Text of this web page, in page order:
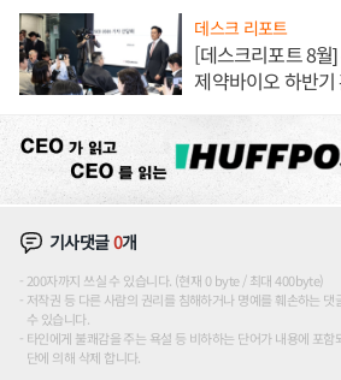
데스크 리포트
[데스크리포트 8월
제약바이오 하반
기사댓글0개
200자까지 쓰실 수 있습니다. (현재 0 byte / 최대 400byte)
저작권 등 다른 사람의 권리를 침해하거나 명예를 훼손하는
수 있습니다.
타인에게 불쾌감을 주는 욕설 등 비하하는 단어가 내용에 포
단에 의해 삭제 합니다.